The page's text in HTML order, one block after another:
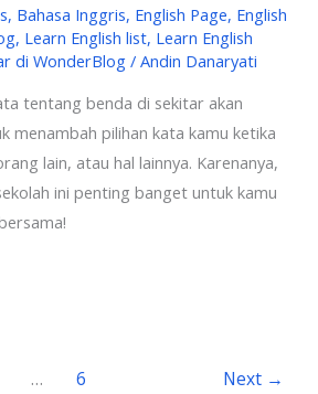
, Bahasa Inggris, English Page, English
, Learn English list, Learn English
di WonderBlog /Andin Danaryati
tentang benda di sekitar akan
menambah pilihan kata kamu ketika
lain, atau hal lainnya. Karenanya,
ini penting banget untuk kamu
… 6 Next →